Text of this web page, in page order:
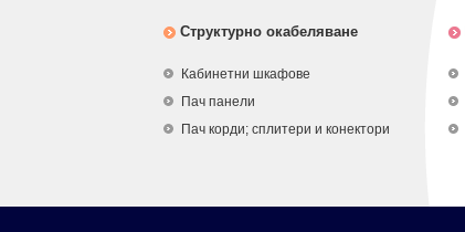
Структурно окабеляване
Кабинетни шкафове
Пач панели
Пач корди; сплитери и конектори